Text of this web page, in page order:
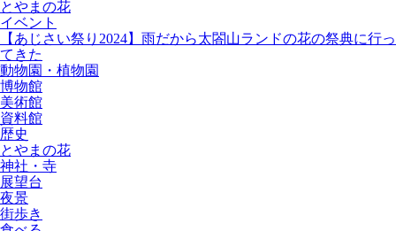
とやまの花
イベント
【あじさい祭り2024】雨だから太閤山ランドの花の祭典に行っ
てきた
動物園・植物園
博物館
美術館
資料館
歴史
とやまの花
神社・寺
展望台
夜景
街歩き